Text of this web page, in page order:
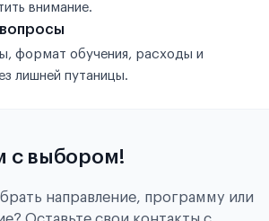
внимание.
формат обучения, расходы и
лишней путаницы.
с выбором!
направление, программу или